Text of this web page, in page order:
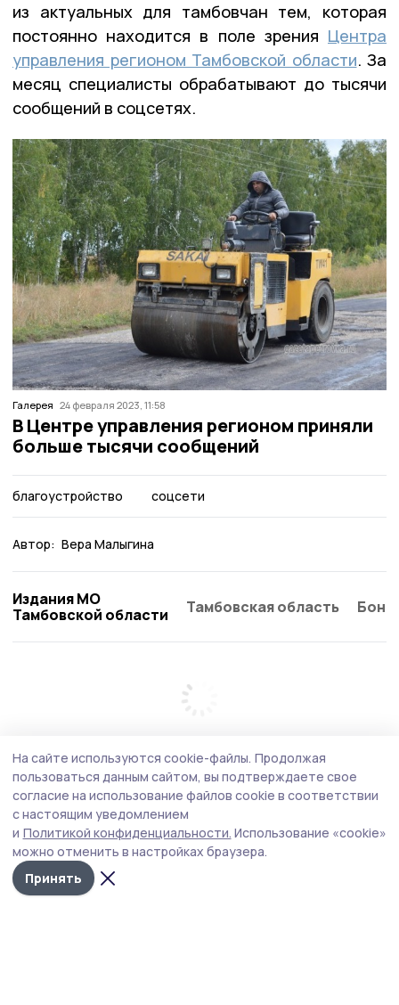
из актуальных для тамбовчан тем, которая
постоянно находится в поле зрения Центра
управления регионом Тамбовской области. За
месяц специалисты обрабатывают до тысячи
сообщений в соцсетях.
Галерея 24 февраля 2023, 11:58
В Центре управления регионом приняли
больше тысячи сообщений
благоустройство соцсети
Автор: Вера Малыгина
Издания МО
Тамбовской области
Тамбовская область
На сайте используются cookie-файлы. Продолжая
пользоваться данным сайтом, вы подтверждаете свое
согласие на использование файлов cookie в соответствии
с настоящим уведомлением
и Политикой конфиденциальности. Использование «cookie»
можно отменить в настройках браузера.
Принять